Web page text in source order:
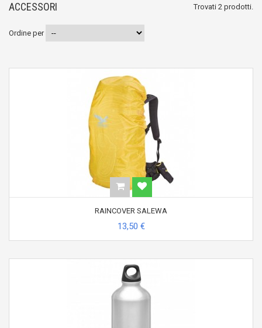
ACCESSORI Trovati 2 prodotti.
Ordine per
RAINCOVER SALEWA
13,50 €